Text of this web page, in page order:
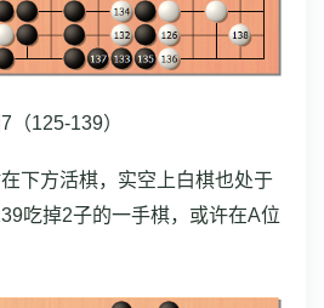
（125-139）
下方活棋，实空上白棋也处于
吃掉2子的一手棋，或许在A位